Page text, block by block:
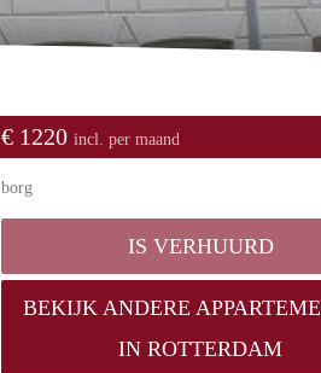
€ 1220 incl. per maand
borg
IS VERHUURD
BEKIJK ANDERE
IN ROTTERDAM